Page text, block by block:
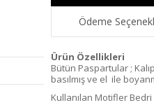
Ödeme
Ürün Özellikleri
Bütün Paspartular ;
basılmış ve el ile
Kullanılan Motifler